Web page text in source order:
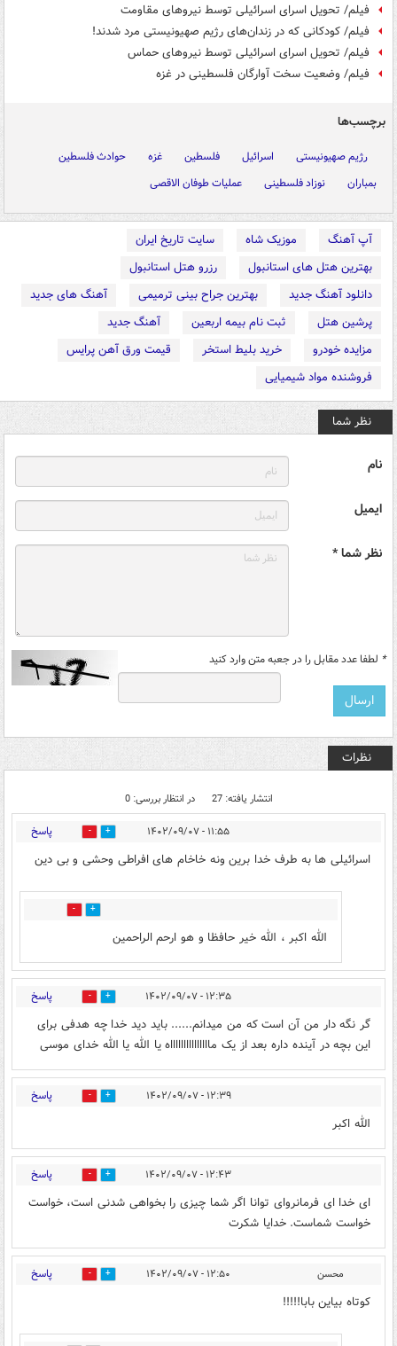
فیلم/ تحویل اسرای اسرائیلی توسط نیروهای مقاومت
فیلم/ کودکانی که در زندان‌های رژیم صهیونیستی مرد شدند!
فیلم/ تحویل اسرای اسرائیلی توسط نیروهای حماس
فیلم/ وضعیت سخت آوارگان فلسطینی در غزه
برچسب‌ها
رژیم صهیونیستی اسرائیل فلسطین غزه
حوادث فلسطین
بمباران
نوزاد فلسطینی عملیات طوفان الاقصی
آپ آهنگ موزیک شاه
سایت تاریخ ایران
بهترین هتل های استانبول
رزرو هتل استانبول
دانلود آهنگ جدید
بهترین جراح بینی ترمیمی
آهنگ های جدید
پرشین هتل
ثبت نام بیمه اربعین
آهنگ جدید
مزایده خودرو
خرید بلیط استخر
قیمت ورق آهن پرایس
فروشنده مواد شیمیایی
نظر شما
نام
ایمیل
نظر شما *
* لطفا عدد مقابل را در جعبه متن وارد کنید
نظرات
انتشار یافته: 27 در انتظار بررسی: 0
۱۱:۵۵ - ۱۴۰۲/۰۹/۰۷ 11 پاسخ
اسرائیلی ها به طرف خدا برین ونه خاخام های افراطی وحشی و بی دین
14
الله اکبر ، الله خیر حافظا و هو ارحم الراحمین
۱۲:۳۵ - ۱۴۰۲/۰۹/۰۷ 18 پاسخ
گر نگه دار من آن است که من میدانم...... باید دید خدا چه هدفی برای
این بچه در آینده داره بعد از یک ماااااااااااااااه یا الله یا الله خدای موسی
۱۲:۳۹ - ۱۴۰۲/۰۹/۰۷ 30 پاسخ
الله اکبر
۱۲:۴۳ - ۱۴۰۲/۰۹/۰۷ 20 پاسخ
ای خدا ای فرمانروای توانا اگر شما چیزی را بخواهی شدنی است، خواست
خواست شماست. خدایا شکرت
محسن ۱۲:۵۰ - ۱۴۰۲/۰۹/۰۷ 4 پاسخ
کوتاه بیاین بابا!!!!!